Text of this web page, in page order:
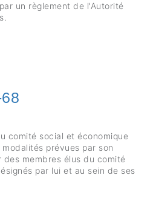
un règlement de l'Autorité
comité social et économique
prévues par son
des membres élus du comité
par lui et au sein de ses